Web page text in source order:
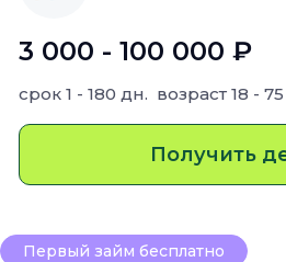
3 000 - 100 000 ₽
срок 1 - 180 дн. возраст 18 -
Получить
Первый займ бесплатно